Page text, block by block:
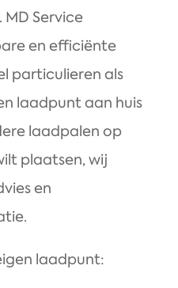
Service
en efficiënte
particulieren als
laadpunt aan huis
laadpalen op
plaatsen, wij
en
laadpunt: